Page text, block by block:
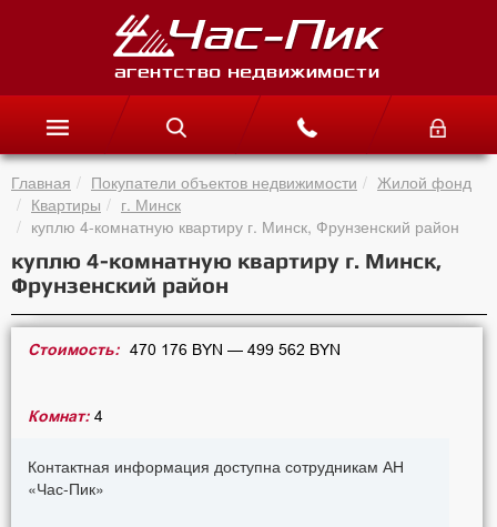
Главная Покупатели объектов недвижимости
Жилой фонд
Квартиры
г. Минск
куплю 4-комнатную квартиру г. Минск, Фрунзенский район
куплю 4-комнатную квартиру г. Минск,
Фрунзенский район
Стоимость: 470 176 BYN — 499 562 BYN
Комнат: 4
Контактная информация доступна сотрудникам АН
«Час-Пик»